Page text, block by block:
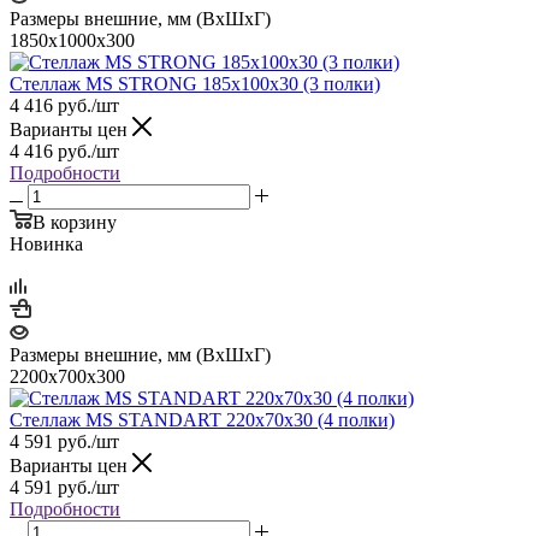
Размеры внешние, мм (ВхШхГ)
1850x1000x300
Стеллаж MS STRONG 185x100x30 (3 полки)
4 416 руб./шт
Варианты цен
4 416 руб./шт
Подробности
В корзину
Новинка
Размеры внешние, мм (ВхШхГ)
2200x700x300
Стеллаж MS STANDART 220х70х30 (4 полки)
4 591 руб./шт
Варианты цен
4 591 руб./шт
Подробности